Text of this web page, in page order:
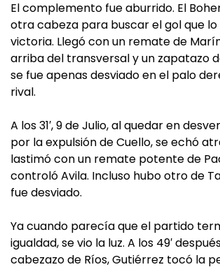
El complemento fue aburrido. El
otra cabeza para buscar el gol que
victoria. Llegó con un remate de
arriba del transversal y un zapatazo
se fue apenas desviado en el palo
rival.
A los 31′, 9 de Julio, al quedar en
por la expulsión de Cuello, se echó
lastimó con un remate potente de
controló Avila. Incluso hubo otro de
fue desviado.
Ya cuando parecía que el partido
igualdad, se vio la luz. A los 49′
cabezazo de Ríos, Gutiérrez tocó la